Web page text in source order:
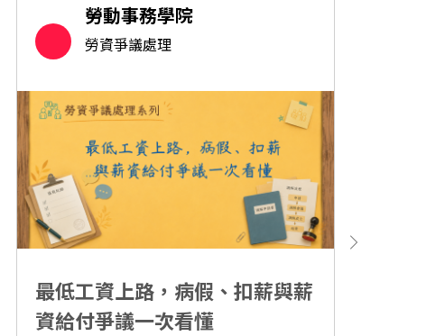
勞動事務學院
勞資爭議處理
最低工資上路，病假、扣薪與薪
資給付爭議一次看懂